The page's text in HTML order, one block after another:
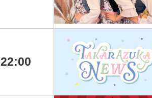
22:00